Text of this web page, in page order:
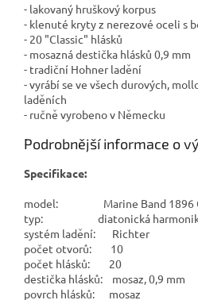
- lakovaný hruškový korpus
- klenuté kryty z nerezové oceli s
- 20 "Classic" hlásků
- mosazná destička hlásků 0,9 mm
- tradiční Hohner ladění
- vyrábí se ve všech durových,
laděních
- ručně vyrobeno v Německu
Podrobnější informace o
Specifikace:
model: Marine Band 1896
typ: diatonická
systém ladění: Richter
počet otvorů: 10
počet hlásků: 20
destička hlásků: mosaz, 0,9 mm
povrch hlásků: mosaz